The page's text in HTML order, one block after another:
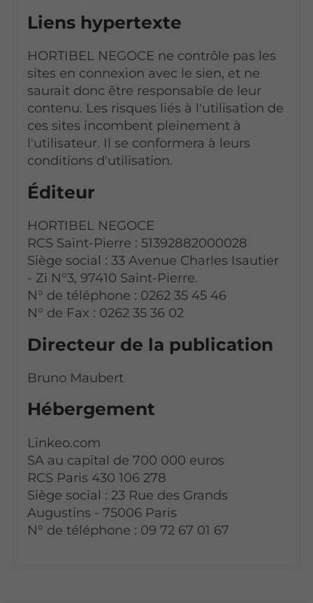
Liens hypertexte
HORTIBEL NEGOCE ne contrôle pas les
sites en connexion avec le sien, et ne
saurait donc être responsable de leur
contenu. Les risques liés à l'utilisation de
ces sites incombent pleinement à
l'utilisateur. Il se conformera à leurs
conditions d'utilisation.
Éditeur
HORTIBEL NEGOCE
RCS Saint-Pierre : 51392882000028
Siège social : 33 Avenue Charles Isautier
- Zi N°3, 97410 Saint-Pierre.
N° de téléphone : 0262 35 45 46
N° de Fax : 0262 35 36 02
Directeur de la publication
Bruno Maubert
Hébergement
Linkeo.com
SA au capital de 700 000 euros
RCS Paris 430 106 278
Siège social : 23 Rue des Grands
Augustins - 75006 Paris
N° de téléphone : 09 72 67 01 67